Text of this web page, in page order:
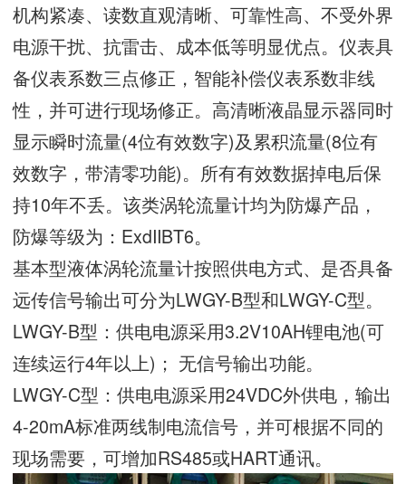
机构紧凑、读数直观清晰、可靠性高、不受外界
电源干扰、抗雷击、成本低等明显优点。仪表具
备仪表系数三点修正，智能补偿仪表系数非线
性，并可进行现场修正。高清晰液晶显示器同时
显示瞬时流量(4位有效数字)及累积流量(8位有
效数字，带清零功能)。所有有效数据掉电后保
持10年不丢。该类涡轮流量计均为防爆产品，
防爆等级为：ExdIIBT6。
基本型液体涡轮流量计按照供电方式、是否具备
远传信号输出可分为LWGY-B型和LWGY-C型。
LWGY-B型：供电电源采用3.2V10AH锂电池(可
连续运行4年以上)； 无信号输出功能。
LWGY-C型：供电电源采用24VDC外供电，输出
4-20mA标准两线制电流信号，并可根据不同的
现场需要，可增加RS485或HART通讯。